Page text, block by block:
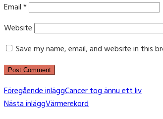
Email*
Website
Save my name, email, and website in this
Post
navigation
Föregående inläggCancer tog ännu ett liv
Nästa inläggVärmerekord